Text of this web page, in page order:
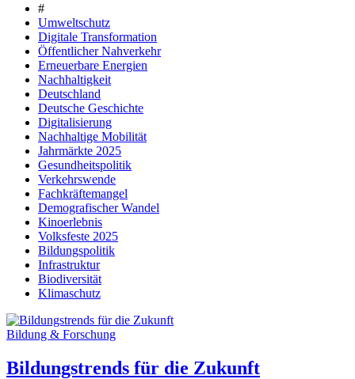
#
Umweltschutz
Digitale Transformation
Öffentlicher Nahverkehr
Erneuerbare Energien
Nachhaltigkeit
Deutschland
Deutsche Geschichte
Digitalisierung
Nachhaltige Mobilität
Jahrmärkte 2025
Gesundheitspolitik
Verkehrswende
Fachkräftemangel
Demografischer Wandel
Kinoerlebnis
Volksfeste 2025
Bildungspolitik
Infrastruktur
Biodiversität
Klimaschutz
Bildung & Forschung
Bildungstrends für die Zukunft